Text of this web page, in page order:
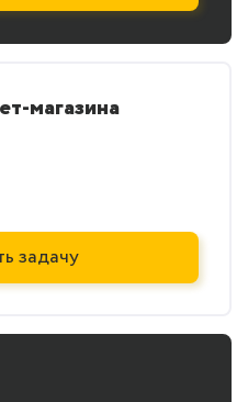
магазина
задачу